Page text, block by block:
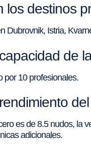
los destinos
Dubrovnik, Istria,
de
por 10 profesionales.
es de 8.5 nudos, la
adicionales.